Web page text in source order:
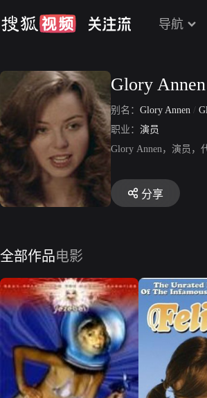
导航
Glory Annen
别名： Glory Annen /
职业： 演员
Glory Annen，演员，
分享
全部作品电影